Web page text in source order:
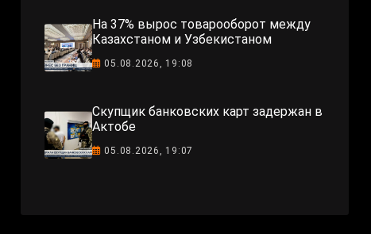
На 37% вырос товарооборот между
Казахстаном и Узбекистаном
05.08.2026, 19:08
Скупщик банковских карт задержан в
Актобе
05.08.2026, 19:07